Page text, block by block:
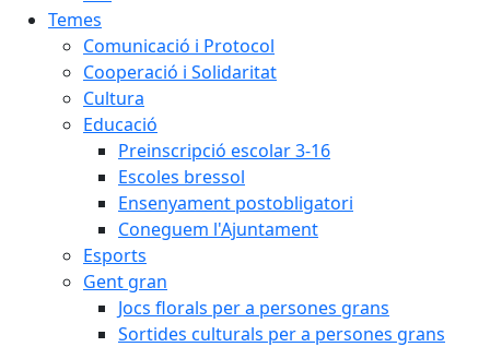
Temes
Comunicació i Protocol
Cooperació i Solidaritat
Cultura
Educació
Preinscripció escolar 3-16
Escoles bressol
Ensenyament postobligatori
Coneguem l'Ajuntament
Esports
Gent gran
Jocs florals per a persones grans
Sortides culturals per a persones grans